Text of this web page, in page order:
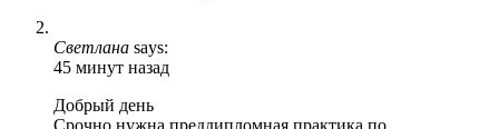
Светлана says:
45 минут назад
Добрый день
Срочно нужна преддипломная практика по